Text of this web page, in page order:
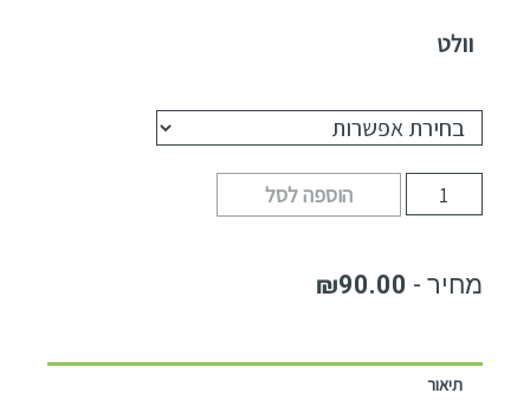
וולט
הוספה לסל
₪90.00
תיאור